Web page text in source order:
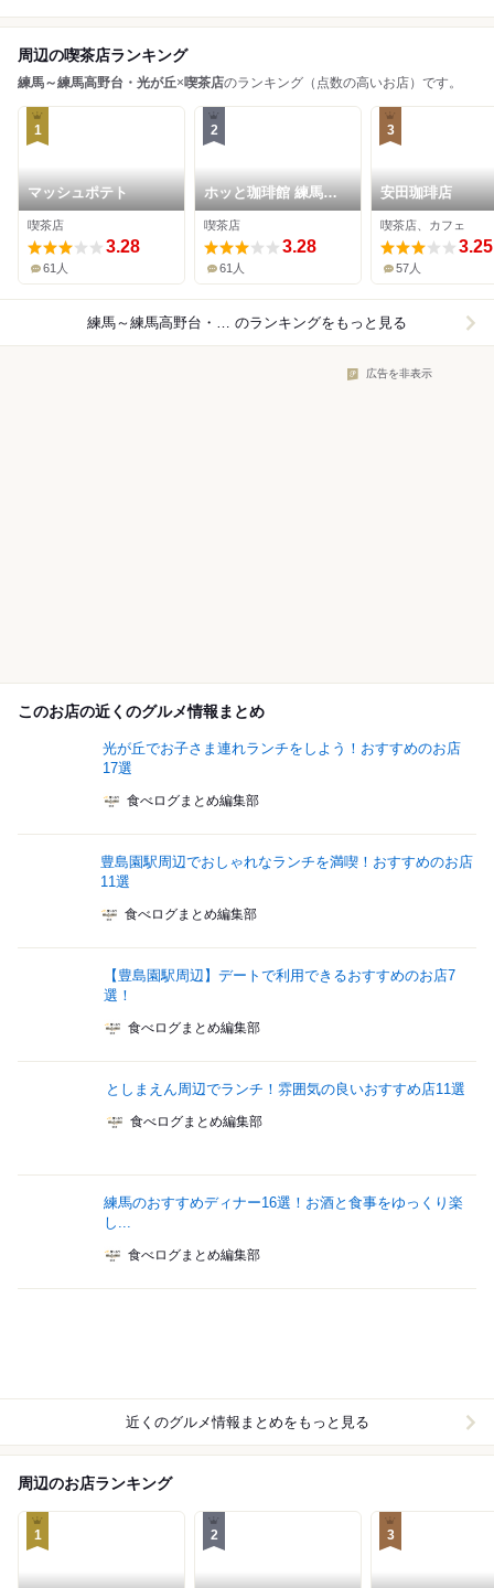
周辺の喫茶店ランキング
練馬～練馬高野台・光が丘×喫茶店のランキング（点数の高いお店）です。
1
マッシュポテト
喫茶店
3.28
61人
2
ホッと珈琲館 練馬南
店
喫茶店
3.28
61人
3
安田珈琲店
喫茶店、カフェ
3.25
57人
練馬～練馬高野台・光が丘×喫茶店 のランキングをもっと見る
広告を非表示
このお店の近くのグルメ情報まとめ
光が丘でお子さま連れランチをしよう！おすすめのお店
17選
食べログまとめ編集部
豊島園駅周辺でおしゃれなランチを満喫！おすすめのお店
11選
食べログまとめ編集部
【豊島園駅周辺】デートで利用できるおすすめのお店7
選！
食べログまとめ編集部
としまえん周辺でランチ！雰囲気の良いおすすめ店11選
食べログまとめ編集部
練馬のおすすめディナー16選！お酒と食事をゆっくり楽
し...
食べログまとめ編集部
近くのグルメ情報まとめをもっと見る
周辺のお店ランキング
1 2 3